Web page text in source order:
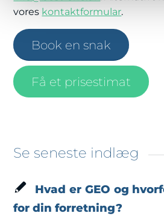
vores kontaktformular.
Book en snak
Få et prisestimat
Se seneste indlæg
Hvad er GEO og
for din forretning?